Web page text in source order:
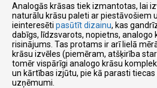
Analogās krāsas tiek izmantotas, lai
naturālu krāsu paleti ar piestāvošiem
ieinteresēti pasūtīt dizainu, kas
dabīgs, līdzsvarots, nopietns, analogo
risinājums. Tas protams ir arī lielā
krāsu izvēles (piemēram, atšķirība
tomēr vispārīgi analogo krāsu
un kārtības izjūtu, pie kā parasti tiecas
uzņēmumi.